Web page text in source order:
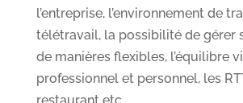
l’entreprise, l’environnement de
télétravail, la possibilité de gérer
de manières flexibles, l’équilibre
professionnel et personnel, les